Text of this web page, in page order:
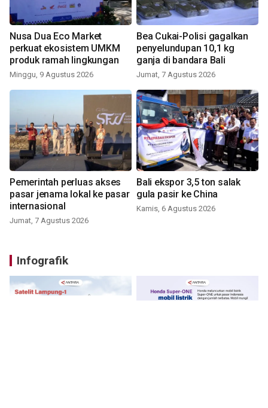
Nusa Dua Eco Market
perkuat ekosistem UMKM
produk ramah lingkungan
Minggu, 9 Agustus 2026
Bea Cukai-Polisi gagalkan
penyelundupan 10,1 kg
ganja di bandara Bali
Jumat, 7 Agustus 2026
Pemerintah perluas akses
pasar jenama lokal ke pasar
internasional
Jumat, 7 Agustus 2026
Bali ekspor 3,5 ton salak
gula pasir ke China
Kamis, 6 Agustus 2026
Infografik